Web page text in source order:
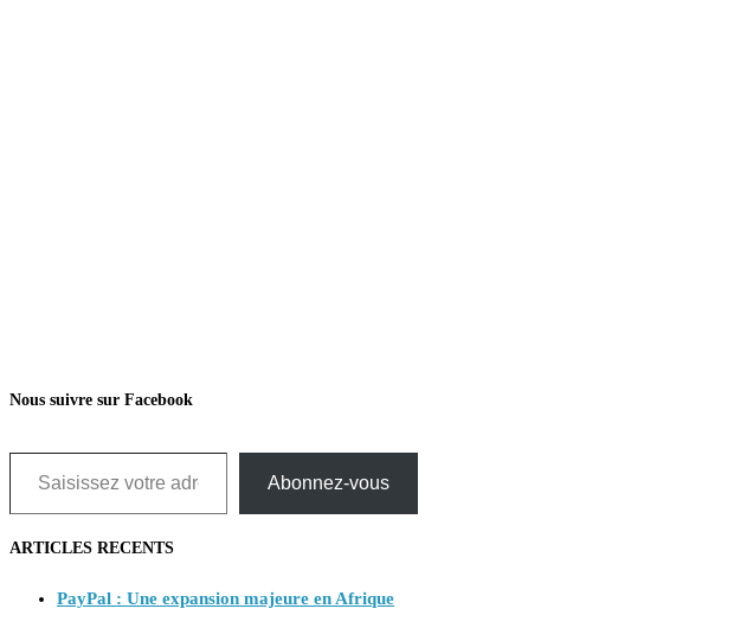
Nous suivre sur Facebook
Saisissez votre adresse e-mail…
Abonnez-vous
ARTICLES RECENTS
PayPal : Une expansion majeure en Afrique